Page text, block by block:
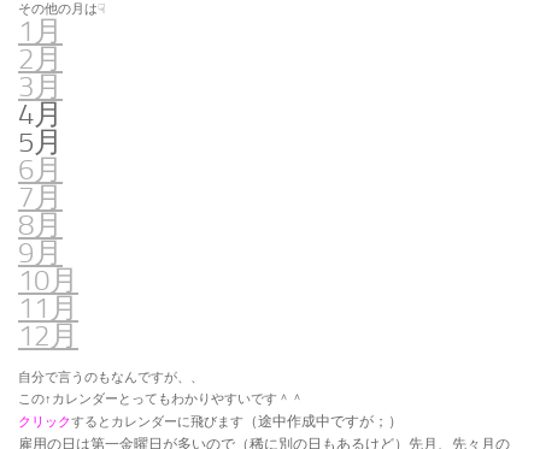
その他の月は☟
1月
2月
3月
4月
5月
6月
7月
8月
9月
10月
11月
12月
自分で言うのもなんですが、、
この↑カレンダーとってもわかりやすいです＾＾
クリックするとカレンダーに飛びます
（途中作成中ですが；）
雇用の日は第一金曜日が多いので（稀に別の日もあるけど）先月、先々月の